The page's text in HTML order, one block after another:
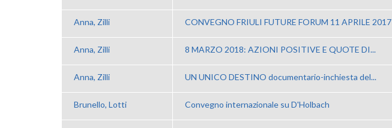
Anna, Zilli CONVEGNO FRIULI FUTURE FORUM 11 APRILE 2017
Anna, Zilli 8 MARZO 2018: AZIONI POSITIVE E QUOTE DI...
Anna, Zilli UN UNICO DESTINO documentario-inchiesta del...
Brunello, Lotti Convegno internazionale su D'Holbach